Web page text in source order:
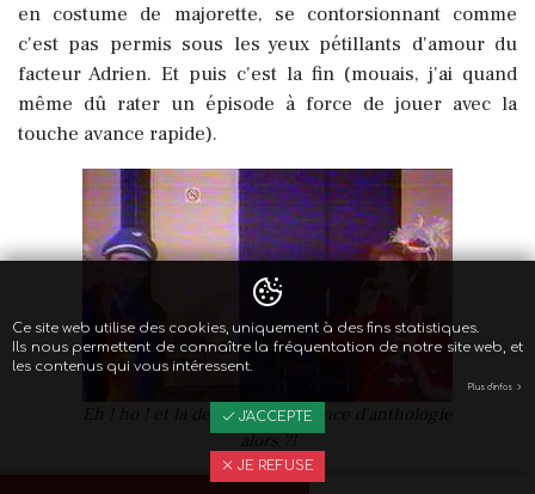
en costume de majorette, se contorsionnant comme
c'est pas permis sous les yeux pétillants d'amour du
facteur Adrien. Et puis c'est la fin (mouais, j'ai quand
même dû rater un épisode à force de jouer avec la
touche avance rapide).
Eh ! ho ! et la deuxième séquence d'anthologie
alors ?!
Ce site web utilise des cookies, uniquement à des fins statistiques.
Ils nous permettent de connaître la fréquentation de notre site web, et
les contenus qui vous intéressent.
Plus d'infos
J'ACCEPTE
JE REFUSE